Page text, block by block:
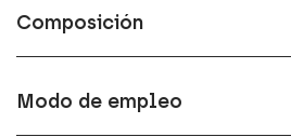
Composición
Modo de empleo